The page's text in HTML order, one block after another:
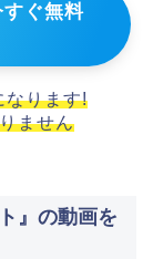
ぐ無料
ります!
ません
』の動画を